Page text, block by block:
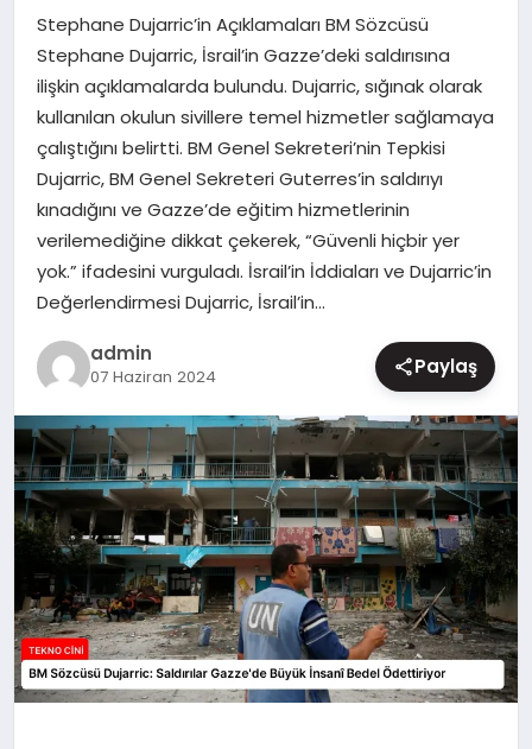
DÜNYA
MAGAZIN
Stephane Dujarric’in Açıklamaları BM Sözcüsü
Stephane Dujarric, İsrail’in Gazze’deki saldırısına
ilişkin açıklamalarda bulundu. Dujarric, sığınak olarak
kullanılan okulun sivillere temel hizmetler sağlamaya
çalıştığını belirtti. BM Genel Sekreteri’nin Tepkisi
Dujarric, BM Genel Sekreteri Guterres’in saldırıyı
kınadığını ve Gazze’de eğitim hizmetlerinin
verilemediğine dikkat çekerek, “Güvenli hiçbir yer
yok.” ifadesini vurguladı. İsrail’in İddiaları ve Dujarric’in
Değerlendirmesi Dujarric, İsrail’in…
admin
07 Haziran 2024 Paylaş